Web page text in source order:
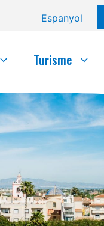
Espanyol
Turisme